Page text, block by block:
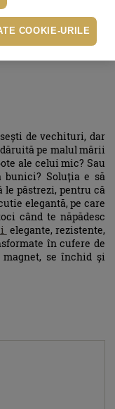
cărora să le dai
elegant.
de vechituri, dar
pe malul mării
ale celui mic? Sau
Soluția e să
le păstrezi, pentru că
elegantă, pe care
când te năpădesc
elegante, rezistente,
în cufere de
se închid și
COOKIE-URILE